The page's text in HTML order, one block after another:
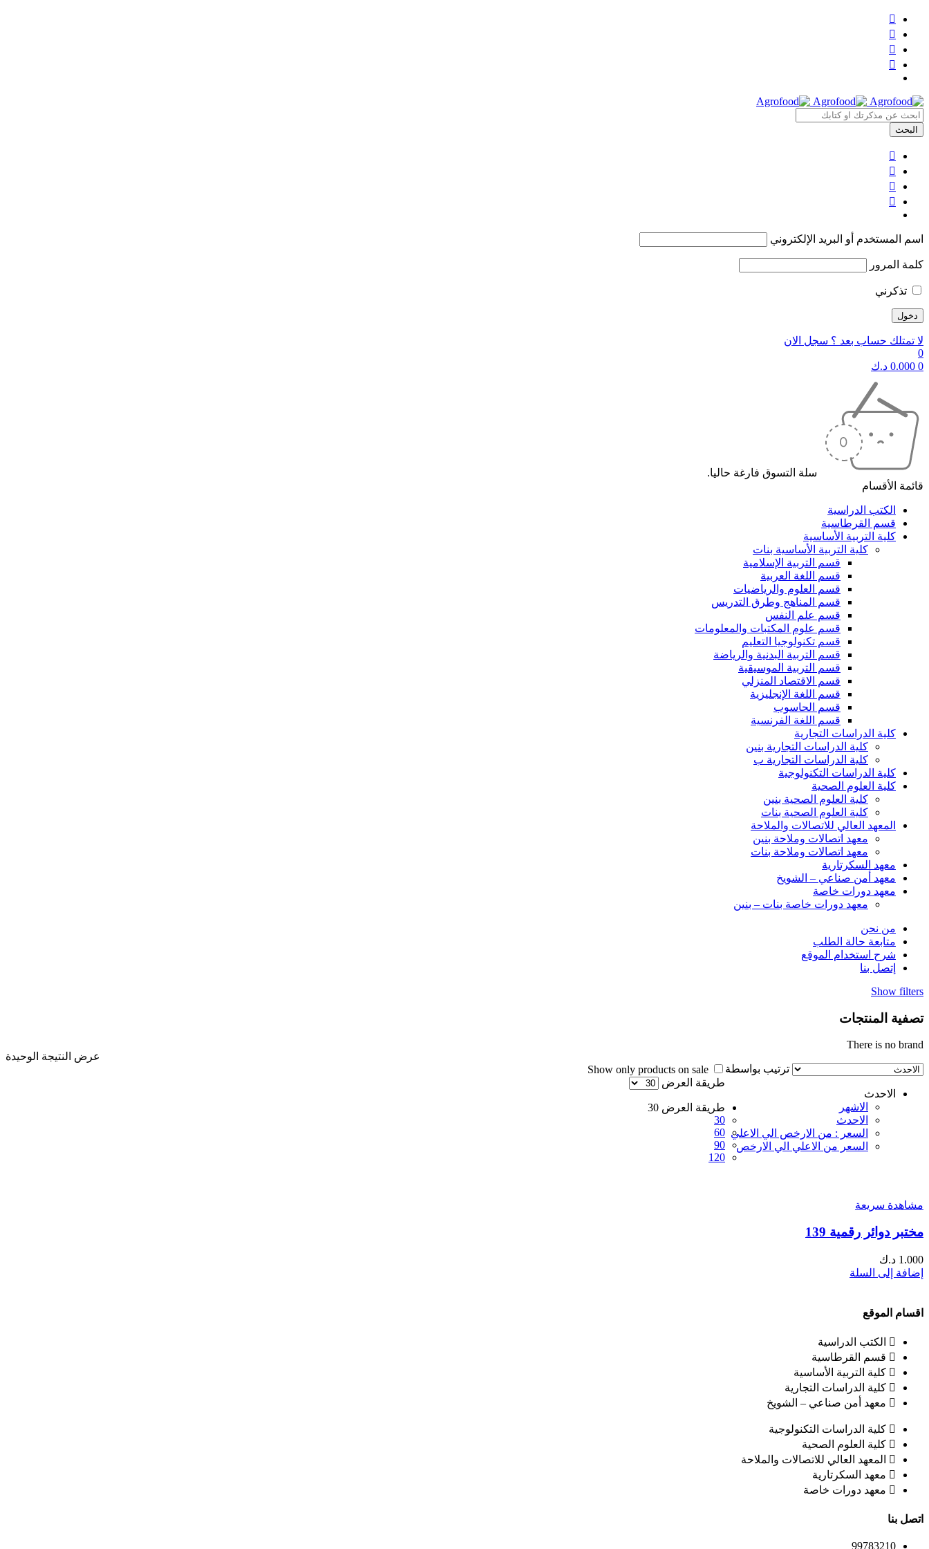
اسم المستخدم أو البريد الإلكتروني
كلمة المرور
تذكرني
لا تمتلك حساب بعد ؟ سجل الان
0
0
0.000 د.ك
سلة التسوق فارغة حاليا.
قائمة الأقسام
الكتب الدراسية
قسم القرطاسية
كلية التربية الأساسية
كلية التربية الأساسية بنات
قسم التربية الإسلامية
قسم اللغة العربية
قسم العلوم والرياضيات
قسم المناهج وطرق التدريس
قسم علم النفس
قسم علوم المكتبات والمعلومات
قسم تكنولوجيا التعليم
قسم التربية البدنية والرياضة
قسم التربية الموسيقية
قسم الاقتصاد المنزلي
قسم اللغة الإنجليزية
قسم الحاسوب
قسم اللغة الفرنسية
كلية الدراسات التجارية
كلية الدراسات التجارية بنين
كلية الدراسات التجارية ب
كلية الدراسات التكنولوجية
كلية العلوم الصحية
كلية العلوم الصحية بنين
كلية العلوم الصحية بنات
المعهد العالي للاتصالات والملاحة
معهد اتصالات وملاحة بنين
معهد اتصالات وملاحة بنات
معهد السكرتارية
معهد أمن صناعي – الشويخ
معهد دورات خاصة
معهد دورات خاصة بنات – بنين
من نحن
متابعة حالة الطلب
شرح استخدام الموقع
إتصل بنا
Show filters
تصفية المنتجات
عرض النتيجة الوحيدة
There is no brand
ترتيب بواسطة
الاحدث
الاشهر
الاحدث
السعر : من الارخص الي الاعلي
السعر من الاعلي الي الارخص
طريقة العرض
طريقة العرض 30
30
60
90
120
مشاهدة سريعة
مختبر دوائر رقمية 139
1.000 د.ك
إضافة إلى السلة
اقسام الموقع
الكتب الدراسية
قسم القرطاسية
كلية التربية الأساسية
كلية الدراسات التجارية
معهد أمن صناعي – الشويخ
كلية الدراسات التكنولوجية
كلية العلوم الصحية
المعهد العالي للاتصالات والملاحة
معهد السكرتارية
معهد دورات خاصة
اتصل بنا
99783210